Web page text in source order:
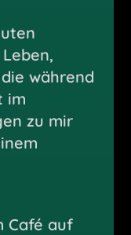
während
im
zu mir
Café auf